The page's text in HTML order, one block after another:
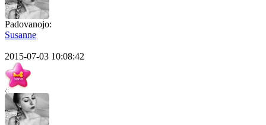
Padovanojo:
Susanne
2015-07-03 10:08:42